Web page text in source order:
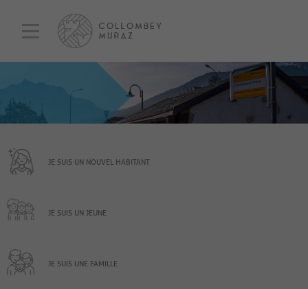
JE SUIS UN NOUVEL HABITANT
JE SUIS UN JEUNE
JE SUIS UNE FAMILLE